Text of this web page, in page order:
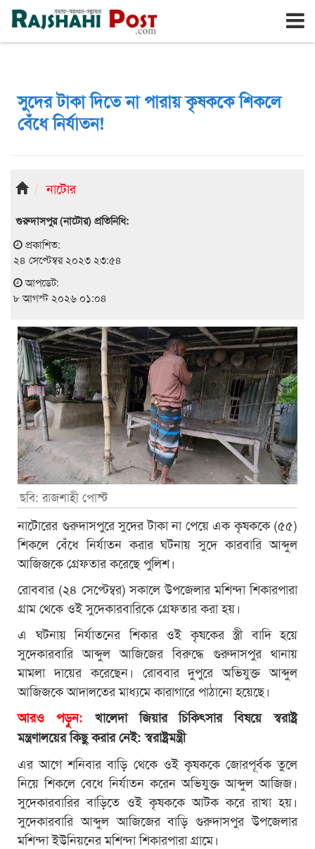
রাজশাহী শনিবার, ৮ই আগস্ট ২০২৬, ২৪শে শ্রাবণ ১৪৩৩
সুদের টাকা দিতে না পারায় কৃষককে শিকলে
বেঁধে নির্যাতন!
নাটোর
গুরুদাসপুর (নাটোর) প্রতিনিধি:
প্রকাশিত:
২৪ সেপ্টেম্বর ২০২৩ ২৩:৫৪
আপডেট:
৮ আগস্ট ২০২৬ ০১:০৪
ছবি: রাজশাহী পোস্ট
নাটোরের গুরুদাসপুরে সুদের টাকা না পেয়ে এক কৃষককে (৫৫)
শিকলে বেঁধে নির্যাতন করার ঘটনায় সুদে কারবারি আব্দুল
আজিজকে গ্রেফতার করেছে পুলিশ।
রোববার (২৪ সেপ্টেম্বর) সকালে উপজেলার মশিন্দা শিকারপারা
গ্রাম থেকে ওই সুদেকারবারিকে গ্রেফতার করা হয়।
এ ঘটনায় নির্যাতনের শিকার ওই কৃষকের স্ত্রী বাদি হয়ে
সুদেকারবারি আব্দুল আজিজের বিরুদ্ধে গুরুদাসপুর থানায়
মামলা দায়ের করেছেন। রোববার দুপুরে অভিযুক্ত আব্দুল
আজিজকে আদালতের মাধ্যমে কারাগারে পাঠানো হয়েছে।
আরও পড়ুন: খালেদা জিয়ার চিকিৎসার বিষয়ে স্বরাষ্ট্র
মন্ত্রণালয়ের কিছু করার নেই: স্বরাষ্ট্রমন্ত্রী
এর আগে শনিবার বাড়ি থেকে ওই কৃষককে জোরপূর্বক তুলে
নিয়ে শিকলে বেধে নির্যাতন করেন অভিযুক্ত আব্দুল আজিজ।
সুদেকারবারির বাড়িতে ওই কৃষককে আটক করে রাখা হয়।
সুদেকারবারি আব্দুল আজিজের বাড়ি গুরুদাসপুর উপজেলার
মশিন্দা ইউনিয়নের মশিন্দা শিকারপারা গ্রামে।